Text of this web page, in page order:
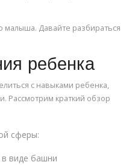
малыша. Давайте разбираться
ребенка
с навыками ребенка,
Рассмотрим краткий обзор
сферы:
виде башни